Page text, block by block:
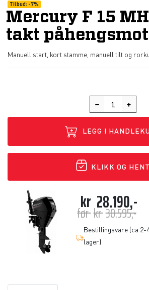
Tilbud: -7%
Mercury F 15
takt
Manuell start, kort stamme, manuell tilt og
LEGG I
KLIKK OG HENT
kr 28.190,-
førkr30.595,-
Bestillingsvare (ca
lager)